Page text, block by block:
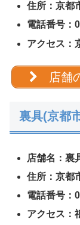
住所：京都
電話番号：
アクセス：
店舗
裏具(京都
店舗名：裏
住所：京都
電話番号：
アクセス：